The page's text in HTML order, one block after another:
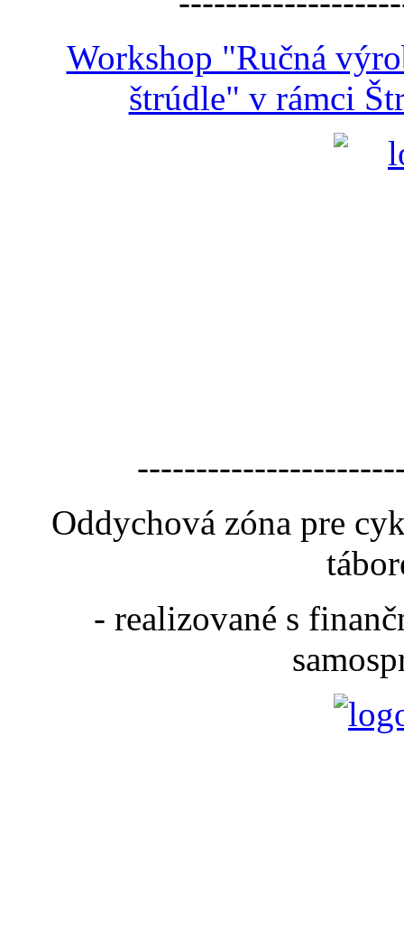
Workshop "Ručná
štrúdle" v rámci
Oddychová zóna pre
- realizované s